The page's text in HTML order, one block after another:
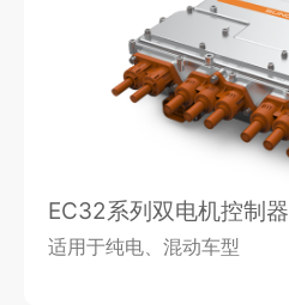
EC32系列双电机控制器
适用于纯电、混动车型